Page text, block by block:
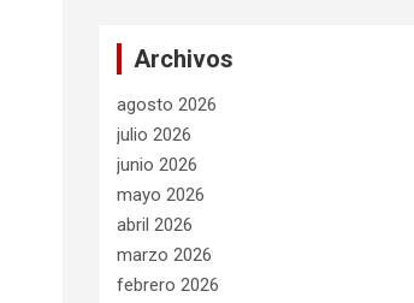
Archivos
agosto 2026
julio 2026
junio 2026
mayo 2026
abril 2026
marzo 2026
febrero 2026